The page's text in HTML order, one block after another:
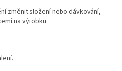
změnit složení nebo dávkování,
na výrobku.